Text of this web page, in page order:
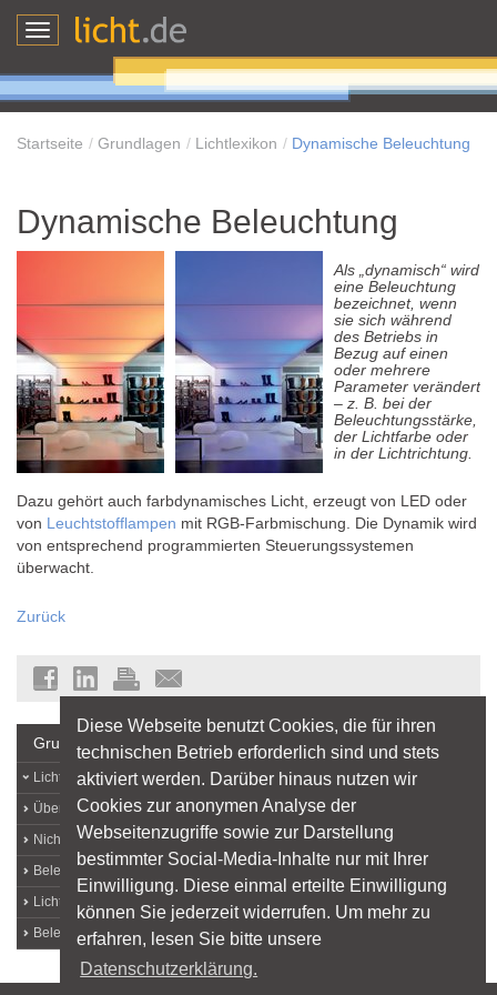
Toggle
Startseite Grundlagen Lichtlexikon Dynamische Beleuchtung
Dynamische Beleuchtung
Als „dynamisch“ wird
eine Beleuchtung
bezeichnet, wenn
sie sich während
des Betriebs in
Bezug auf einen
oder mehrere
Parameter verändert
– z. B. bei der
Beleuchtungsstärke,
der Lichtfarbe oder
in der Lichtrichtung.
Dazu gehört auch farbdynamisches Licht, erzeugt von LED oder
von Leuchtstofflampen mit RGB-Farbmischung. Die Dynamik wird
von entsprechend programmierten Steuerungssystemen
überwacht.
Zurück
Grundlagen
Lichtlexikon
Über Licht
Nichtvisuelle Lichtwirkungen
Beleuchtungsqualität
Licht und Arbeit
Beleuchtungstechnik
Diese Webseite benutzt Cookies, die für ihren
technischen Betrieb erforderlich sind und stets
aktiviert werden. Darüber hinaus nutzen wir
Cookies zur anonymen Analyse der
Webseitenzugriffe sowie zur Darstellung
bestimmter Social-Media-Inhalte nur mit Ihrer
Einwilligung. Diese einmal erteilte Einwilligung
können Sie jederzeit widerrufen. Um mehr zu
erfahren, lesen Sie bitte unsere
Datenschutzerklärung.